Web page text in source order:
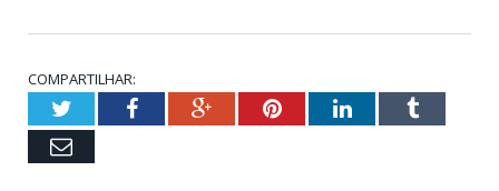
COMPARTILHAR:
TwitterFacebookGoogle+PinterestLinkedInTumblr
Email